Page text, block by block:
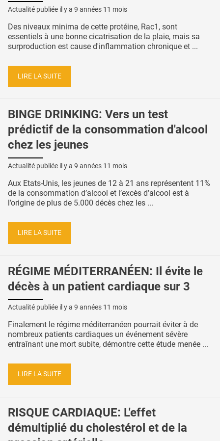
Actualité publiée il y a 9 années 11 mois
Des niveaux minima de cette protéine, Rac1, sont
essentiels à une bonne cicatrisation de la plaie, mais sa
surproduction est cause d'inflammation chronique et ...
LIRE LA SUITE
BINGE DRINKING: Vers un test
prédictif de la consommation d'alcool
chez les jeunes
Actualité publiée il y a 9 années 11 mois
Aux Etats-Unis, les jeunes de 12 à 21 ans représentent 11%
de la consommation d’alcool et l’excès d’alcool est à
l’origine de plus de 5.000 décès chez les ...
LIRE LA SUITE
RÉGIME MÉDITERRANÉEN: Il évite le
décès à un patient cardiaque sur 3
Actualité publiée il y a 9 années 11 mois
Finalement le régime méditerranéen pourrait éviter à de
nombreux patients cardiaques un événement sévère
entraînant une mort subite, démontre cette étude menée ...
LIRE LA SUITE
RISQUE CARDIAQUE: L'effet
démultiplié du cholestérol et de la